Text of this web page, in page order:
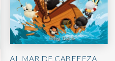
AL MAR DE CABEEEZA